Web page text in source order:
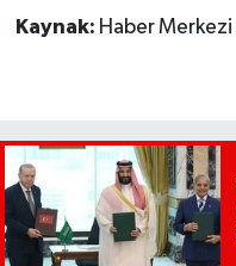
Kaynak: Haber Merkezi